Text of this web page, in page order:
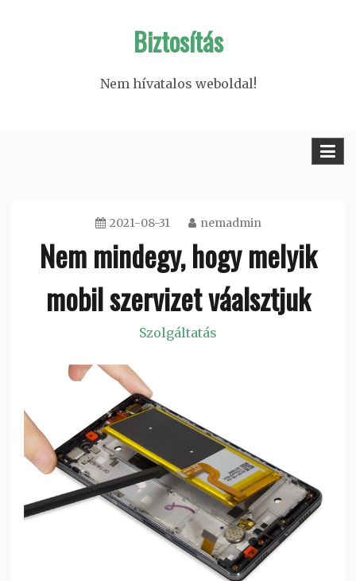
Biztosítás
Nem hívatalos weboldal!
2021-08-31 nemadmin
Nem mindegy, hogy melyik
mobil szervizet váalsztjuk
Szolgáltatás